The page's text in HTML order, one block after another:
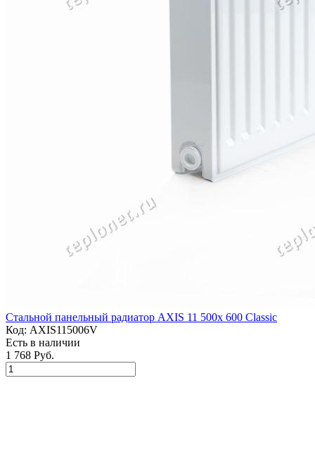
Стальной панельный радиатор AXIS 11 500x 600 Classic
Код: AXIS115006V
Есть в наличии
1 768 Руб.